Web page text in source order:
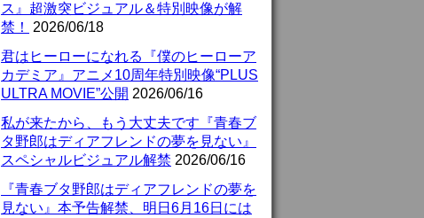
ス』超激突ビジュアル＆特別映像が解
禁！
2026/06/18
君はヒーローになれる『僕のヒーローア
カデミア』アニメ10周年特別映像“PLUS
ULTRA MOVIE”公開 2026/06/16
私が来たから、もう大丈夫です『青春ブ
タ野郎はディアフレンドの夢を見ない』
スペシャルビジュアル解禁 2026/06/16
『青春ブタ野郎はディアフレンドの夢を
見ない』本予告解禁、明日6月16日には